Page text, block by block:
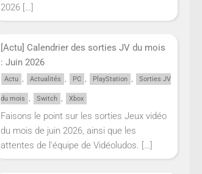
2026 […]
[Actu] Calendrier des sorties JV du mois
: Juin 2026
Actu , Actualités , PC , PlayStation , Sorties JV
du mois , Switch , Xbox
Faisons le point sur les sorties Jeux vidéo
du mois de juin 2026, ainsi que les
attentes de l'équipe de Vidéoludos. […]